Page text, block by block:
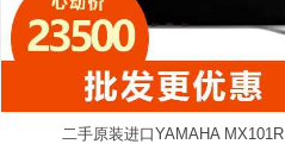
二手原装进口YAMAHA MX101R